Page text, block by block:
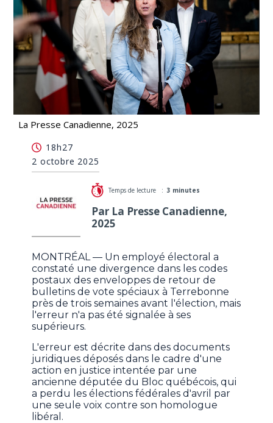
La Presse Canadienne, 2025
enveloppes de vote n'a pas été signalée
18h27
2 octobre 2025
Temps de lecture :3 minutes
Par La Presse Canadienne,
2025
MONTRÉAL — Un employé électoral a
constaté une divergence dans les codes
postaux des enveloppes de retour de
bulletins de vote spéciaux à Terrebonne
près de trois semaines avant l'élection, mais
l'erreur n'a pas été signalée à ses
supérieurs.
L'erreur est décrite dans des documents
juridiques déposés dans le cadre d'une
action en justice intentée par une
ancienne députée du Bloc québécois, qui
a perdu les élections fédérales d'avril par
une seule voix contre son homologue
libéral.